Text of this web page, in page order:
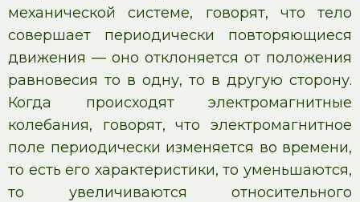
механической системе, говорят, что тело
совершает периодически повторяющиеся
движения — оно отклоняется от положения
равновесия то в одну, то в другую сторону.
Когда происходят электромагнитные
колебания, говорят, что электромагнитное
поле периодически изменяется во времени,
то есть его характеристики, то уменьшаются,
то увеличиваются относительного